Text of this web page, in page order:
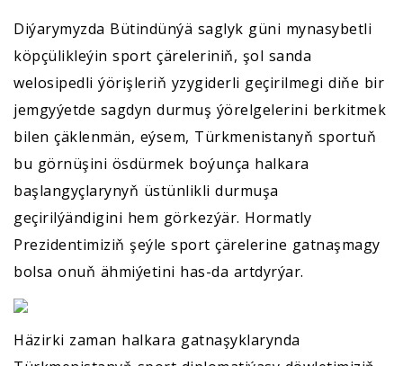
Diýarymyzda Bütindünýä saglyk güni mynasybetli
köpçülikleýin sport çäreleriniň, şol sanda
welosipedli ýörişleriň yzygiderli geçirilmegi diňe bir
jemgyýetde sagdyn durmuş ýörelgelerini berkitmek
bilen çäklenmän, eýsem, Türkmenistanyň sportuň
bu görnüşini ösdürmek boýunça halkara
başlangyçlarynyň üstünlikli durmuşa
geçirilýändigini hem görkezýär. Hormatly
Prezidentimiziň şeýle sport çärelerine gatnaşmagy
bolsa onuň ähmiýetini has-da artdyrýar.
Häzirki zaman halkara gatnaşyklarynda